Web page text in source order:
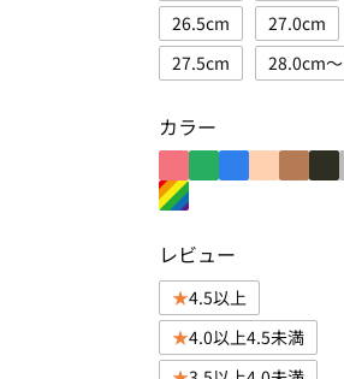
26.5cm
27.0cm
27.5cm
28.0cm～
カラー
レビュー
4.5以上
4.0以上4.5未満